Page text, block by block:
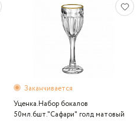
Заканчивается
Уценка.Набор бокалов
50мл.6шт."Сафари" голд матовый